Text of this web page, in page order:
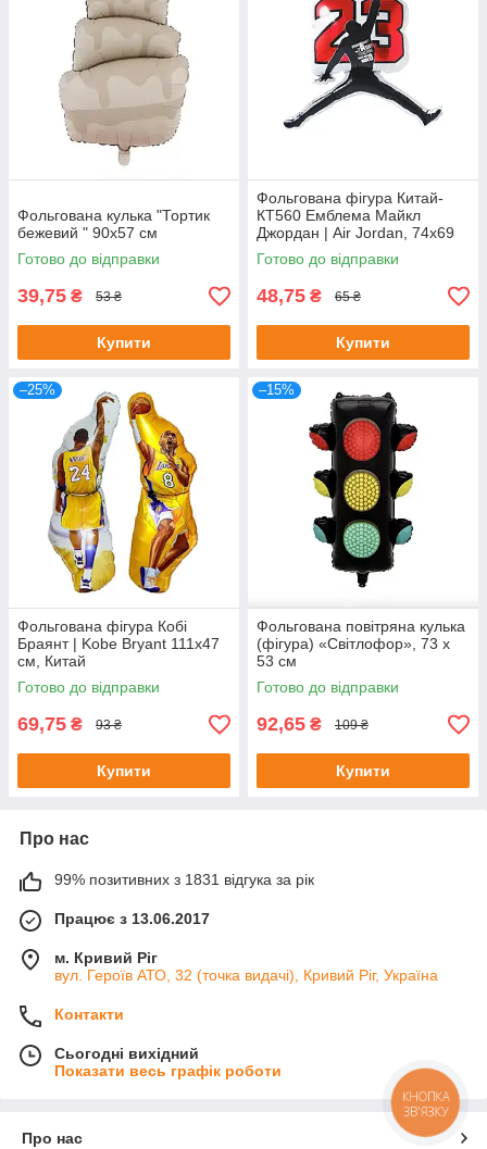
Фольгована кулька "Тортик
бежевий " 90х57 см
Готово до відправки
39,75 ₴ 53 ₴
Купити
Фольгована фігура Китай-
КТ560 Емблема Майкл
Джордан | Air Jordan, 74х69
см, Китай
Готово до відправки
48,75 ₴ 65 ₴
Купити
–25%
Фольгована фігура Кобі
Браянт | Kobe Bryant 111х47
см, Китай
Готово до відправки
69,75 ₴ 93 ₴
Купити
–15%
Фольгована повітряна кулька
(фігура) «Світлофор», 73 х
53 см
Готово до відправки
92,65 ₴ 109 ₴
Купити
Про нас
99% позитивних з 1831 відгука за рік
Працює з 13.06.2017
м. Кривий Ріг
вул. Героїв АТО, 32 (точка видачі), Кривий Ріг, Україна
Контакти
Сьогодні вихідний
Показати весь графік роботи
Про нас
КНОПКА
ЗВ'ЯЗКУ